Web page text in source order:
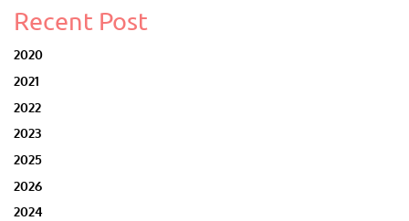
Recent Post
2020
2021
2022
2023
2025
2026
2024